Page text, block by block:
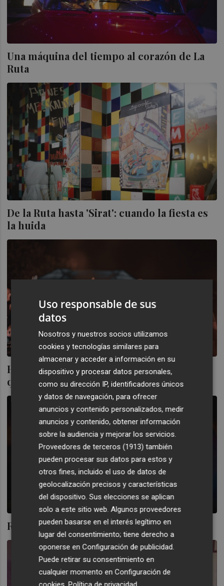
Una máquina del tiempo al corazón de La
Ruta
De la Ruta hasta 'Sirat': cuando la fiesta es
la huida
Homenaje a la Ruta 90s & 2Mil celebra su
quinto aniversario en València
Remember
Uso responsable de sus
datos
Nosotros y nuestros socios utilizamos
cookies y tecnologías similares para
almacenar y acceder a información en su
dispositivo y procesar datos personales,
como su dirección IP, identificadores únicos
y datos de navegación, para ofrecer
anuncios y contenido personalizados, medir
anuncios y contenido, obtener información
sobre la audiencia y mejorar los servicios.
Proveedores de terceros (1913) también
pueden procesar sus datos para estos y
otros fines, incluido el uso de datos de
geolocalización precisos y características
del dispositivo. Sus elecciones se aplican
solo a este sitio web. Algunos proveedores
pueden basarse en el interés legítimo en
lugar del consentimiento; tiene derecho a
oponerse enConfiguración de publicidad
Puede retirar su consentimiento en
cualquier momento enConfiguración de